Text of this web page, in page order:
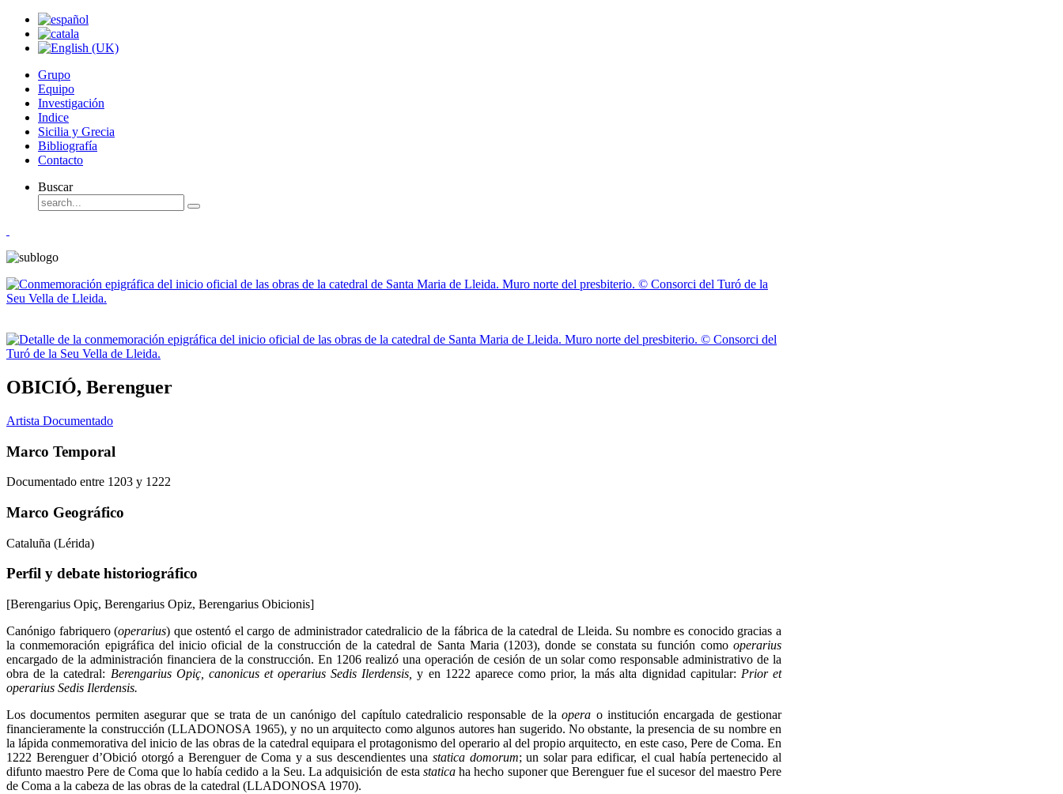
Grupo
Equipo
Investigación
Indice
Sicilia y Grecia
Bibliografía
Contacto
Buscar
OBICIÓ, Berenguer
Artista Documentado
Marco Temporal
Documentado entre 1203 y 1222
Marco Geográfico
Cataluña (Lérida)
Perfil y debate historiográfico
[Berengarius Opiç, Berengarius Opiz, Berengarius Obicionis]
Canónigo fabriquero (operarius) que ostentó el cargo de administrador catedralicio de la fábrica de la catedral de Lleida. Su nombre es conocido gracias a
la conmemoración epigráfica del inicio oficial de la construcción de la catedral de Santa Maria (1203), donde se constata su función como operarius
encargado de la administración financiera de la construcción. En 1206 realizó una operación de cesión de un solar como responsable administrativo de la
obra de la catedral: Berengarius Opiç, canonicus et operarius Sedis Ilerdensis,y en 1222 aparece como prior, la más alta dignidad capitular: Prior et
operarius Sedis Ilerdensis.
Los documentos permiten asegurar que se trata de un canónigo del capítulo catedralicio responsable de laopera o institución encargada de gestionar
financieramente la construcción (LLADONOSA 1965), y no un arquitecto como algunos autores han sugerido. No obstante, la presencia de su nombre en
la lápida conmemorativa del inicio de las obras de la catedral equipara el protagonismo del operario al del propio arquitecto, en este caso, Pere de Coma. En
1222 Berenguer d’Obició otorgó a Berenguer de Coma y a sus descendientes una statica domorum; un solar para edificar, el cual había pertenecido al
difunto maestro Pere de Coma que lo había cedido a la Seu. La adquisición de esta staticaha hecho suponer que Berenguer fue el sucesor del maestro Pere
de Coma a la cabeza de las obras de la catedral (LLADONOSA 1970).